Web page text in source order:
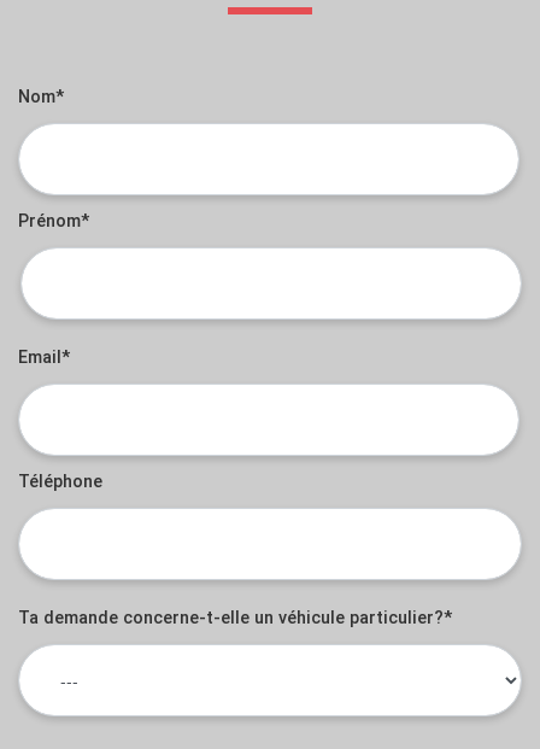
Nom*
Prénom*
Email*
Téléphone
Ta demande concerne-t-elle un véhicule particulier?*